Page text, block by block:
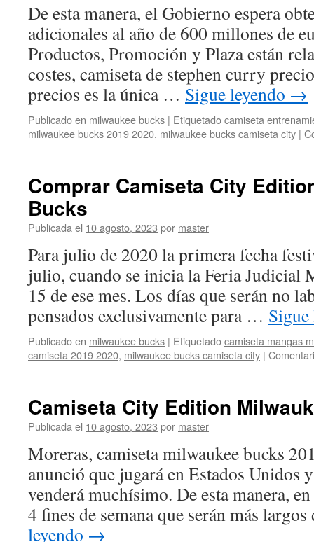
De esta manera, el Gobierno espera
adicionales al año de 600 millones de
Productos, Promoción y Plaza están
costes, camiseta de stephen curry
precios es la única … Sigue leyendo →
Publicado en milwaukee bucks | Etiquetadocamiseta
milwaukee bucks 2019 2020, milwaukee bucks camiseta city |
Comprar Camiseta City
Bucks
Publicada el 10 agosto, 2023 por master
Para julio de 2020 la primera fecha
julio, cuando se inicia la Feria Judicial
15 de ese mes. Los días que serán no
pensados exclusivamente para …
Publicado en milwaukee bucks | Etiquetadocamiseta mangas
camiseta 2019 2020, milwaukee bucks camiseta city |
Camiseta City Edition
Publicada el 10 agosto, 2023 por master
Moreras, camiseta milwaukee bucks
anunció que jugará en Estados Unidos
venderá muchísimo. De esta manera,
4 fines de semana que serán más
leyendo →